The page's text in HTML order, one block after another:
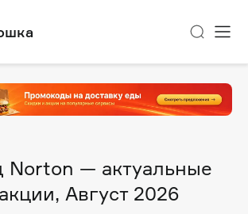
Norton — актуальные
Август 2026